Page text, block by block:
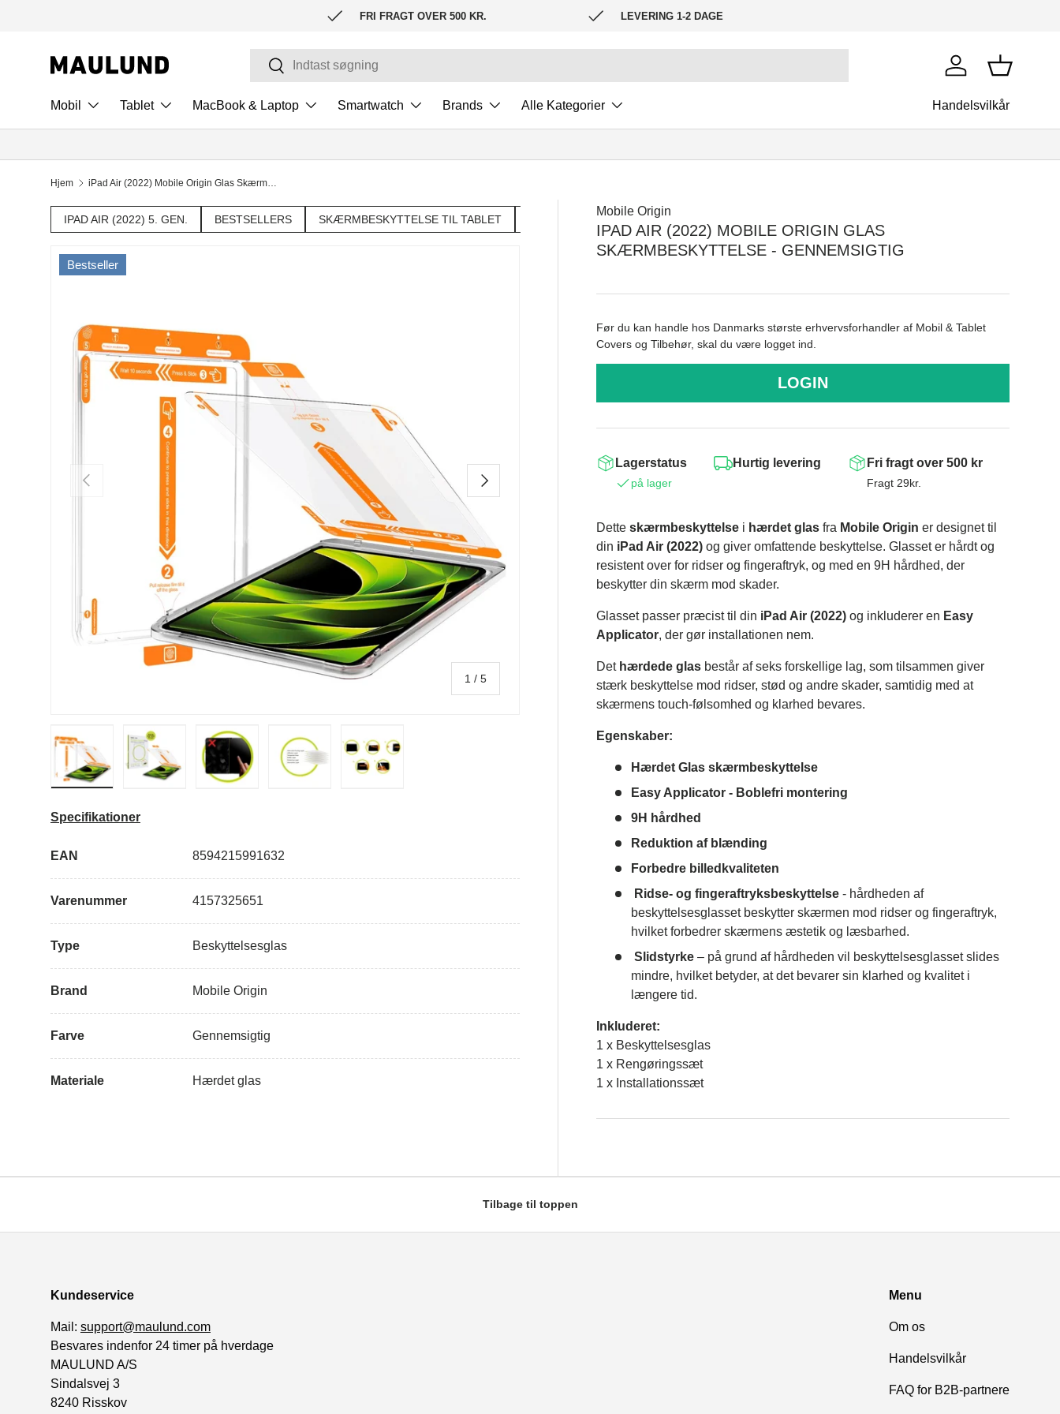
FRI FRAGT OVER 500 KR. LEVERING 1-2 DAGE
SøgSøg
Log indKurv
Mobil Tablet MacBook & Laptop Smartwatch Brands Alle Kategorier Handelsvilkår
Hjem iPad Air (2022) Mobile Origin Glas Skærmbeskyttelse - Gennemsigtig
IPAD AIR (2022) 5. GEN. BESTSELLERS SKÆRMBESKYTTELSE TIL TABLET TABLETTILBEHØR MOBILE ORIGIN
FORRIGE
1 /af
5
NÆSTE
Bestseller
Mobile Origin
IPAD AIR (2022) MOBILE ORIGIN GLAS
SKÆRMBESKYTTELSE - GENNEMSIGTIG
Før du kan handle hos Danmarks største erhvervsforhandler af Mobil & Tablet
Covers og Tilbehør, skal du være logget ind.
LOGIN
Lagerstatus
på lager
Hurtig levering Fri fragt over 500 kr
Fragt 29kr.
Detteskærmbeskyttelse i hærdet glas fra Mobile Origin er designet til
din iPad Air (2022) og giver omfattende beskyttelse. Glasset er hårdt og
resistent over for ridser og fingeraftryk, og med en 9H hårdhed, der
beskytter din skærm mod skader.
Glasset passer præcist til din iPad Air (2022) og inkluderer en Easy
Applicator, der gør installationen nem.
Dethærdede glas består af seks forskellige lag, som tilsammen giver
stærk beskyttelse mod ridser, stød og andre skader, samtidig med at
skærmens touch-følsomhed og klarhed bevares.
Egenskaber:
Hærdet Glas skærmbeskyttelse
Easy Applicator - Boblefri montering
9H hårdhed
Reduktion af blænding
Forbedre billedkvaliteten
Ridse- og fingeraftryksbeskyttelse - hårdheden af
beskyttelsesglasset beskytter skærmen mod ridser og fingeraftryk,
hvilket forbedrer skærmens æstetik og læsbarhed.
Slidstyrke – på grund af hårdheden vil beskyttelsesglasset slides
mindre, hvilket betyder, at det bevarer sin klarhed og kvalitet i
længere tid.
Inkluderet:
1 x Beskyttelsesglas
1 x Rengøringssæt
1 x Installationssæt
Specifikationer
EAN 8594215991632
Varenummer 4157325651
Type Beskyttelsesglas
Brand Mobile Origin
Farve Gennemsigtig
Materiale Hærdet glas
Tilbage til toppen
Kundeservice
Mail: support@maulund.com
Besvares indenfor 24 timer på hverdage
MAULUND A/S
Sindalsvej 3
8240 Risskov
Menu
Om os
Handelsvilkår
FAQ for B2B-partnere